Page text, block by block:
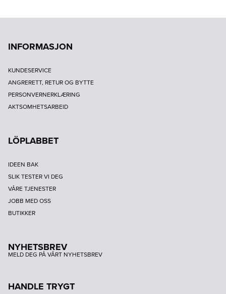
INFORMASJON
KUNDESERVICE
ANGRERETT, RETUR OG BYTTE
PERSONVERNERKLÆRING
AKTSOMHETSARBEID
LÖPLABBET
IDEEN BAK
SLIK TESTER VI DEG
VÅRE TJENESTER
JOBB MED OSS
BUTIKKER
NYHETSBREV
MELD DEG PÅ VÅRT NYHETSBREV
HANDLE TRYGT